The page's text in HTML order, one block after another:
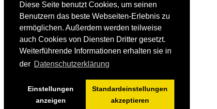
Diese Seite benutzt Cookies, um seinen
Benutzern das beste Webseiten-Erlebnis zu
ermöglichen. Außerdem werden teilweise
auch Cookies von Diensten Dritter gesetzt.
Weiterführende Informationen erhalten sie in
der Datenschutzerklärung
Einstellungen
anzeigen
Standardeinstellungen
akzeptieren